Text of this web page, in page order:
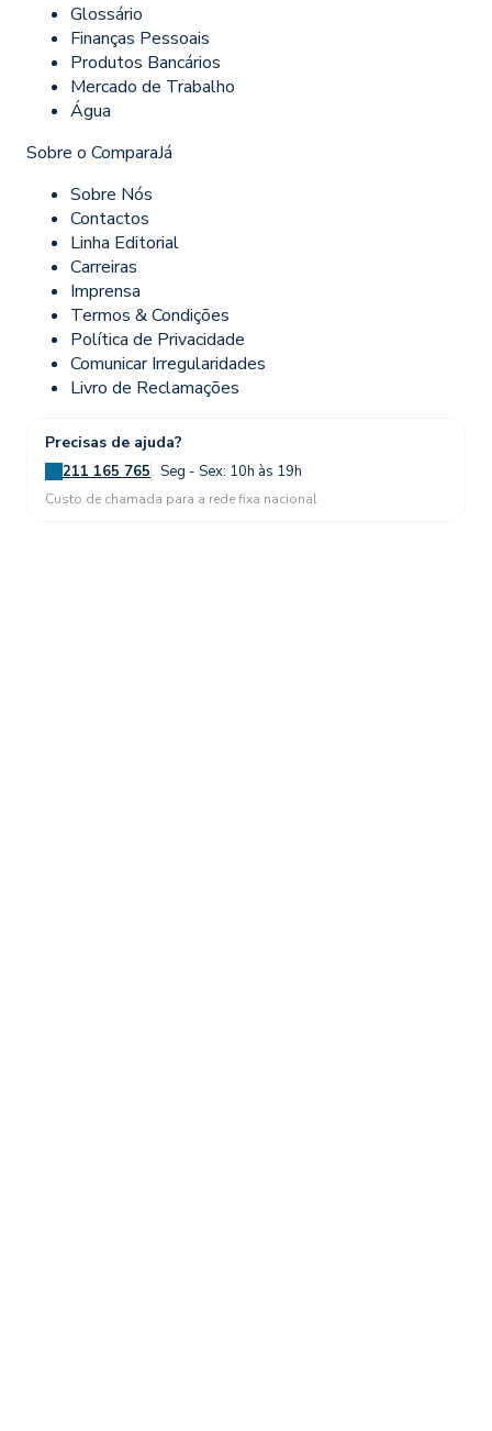
Glossário
Finanças Pessoais
Produtos Bancários
Mercado de Trabalho
Água
Sobre o ComparaJá
Sobre Nós
Contactos
Linha Editorial
Carreiras
Imprensa
Termos & Condições
Política de Privacidade
Comunicar Irregularidades
Livro de Reclamações
Precisas de ajuda?
211 165 765 Seg - Sex: 10h às 19h
Custo de chamada para a rede fixa nacional